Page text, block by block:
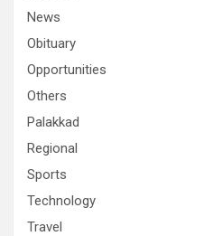
News
Obituary
Opportunities
Others
Palakkad
Regional
Sports
Technology
Travel